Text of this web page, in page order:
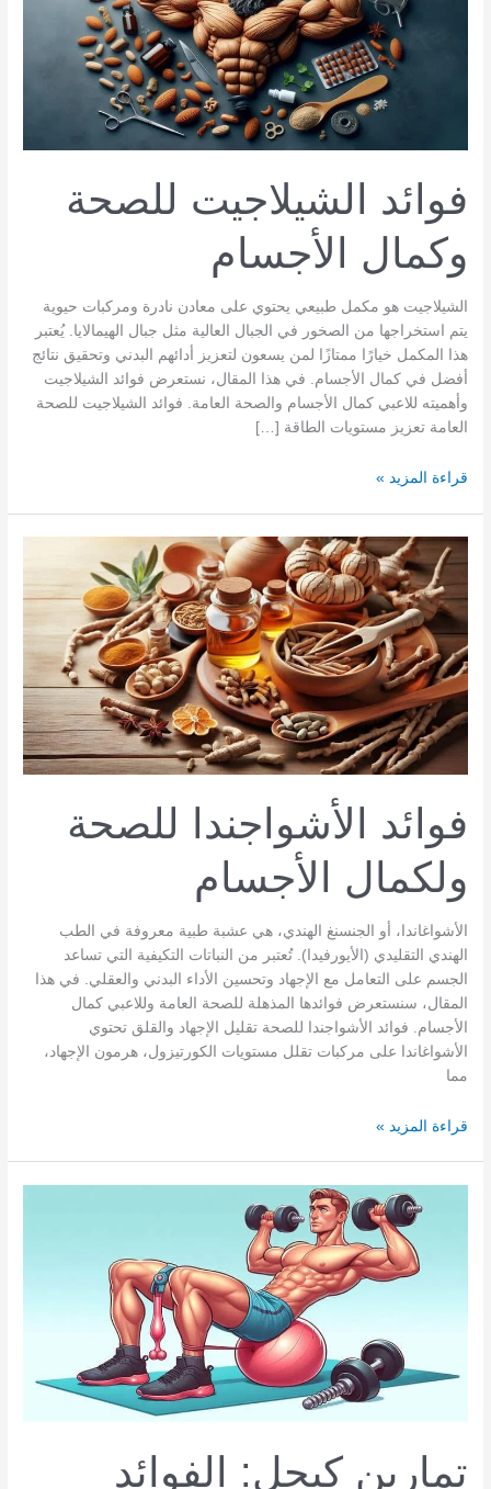
فوائد الشيلاجيت للصحة
وكمال الأجسام
الشيلاجيت هو مكمل طبيعي يحتوي على معادن نادرة ومركبات حيوية
يتم استخراجها من الصخور في الجبال العالية مثل جبال الهيمالايا. يُعتبر
هذا المكمل خيارًا ممتازًا لمن يسعون لتعزيز أدائهم البدني وتحقيق نتائج
أفضل في كمال الأجسام. في هذا المقال، نستعرض فوائد الشيلاجيت
وأهميته للاعبي كمال الأجسام والصحة العامة. فوائد الشيلاجيت للصحة
العامة تعزيز مستويات الطاقة […]
فوائد
وكمال
الأجسام
قراءة المزيد »
فوائد الأشواجندا للصحة
ولكمال الأجسام
الأشواغاندا، أو الجنسنغ الهندي، هي عشبة طبية معروفة في الطب
الهندي التقليدي (الأيورفيدا). تُعتبر من النباتات التكيفية التي تساعد
الجسم على التعامل مع الإجهاد وتحسين الأداء البدني والعقلي. في هذا
المقال، سنستعرض فوائدها المذهلة للصحة العامة وللاعبي كمال
الأجسام. فوائد الأشواجندا للصحة تقليل الإجهاد والقلق تحتوي
الأشواغاندا على مركبات تقلل مستويات الكورتيزول، هرمون الإجهاد،
مما
فوائد
قراءة المزيد »
تمارين كيجل: الفوائد